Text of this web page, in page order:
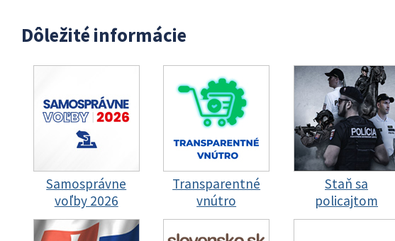
Dôležité informácie
Samosprávne
voľby 2026
Transparentné
vnútro
Staň sa
policajtom